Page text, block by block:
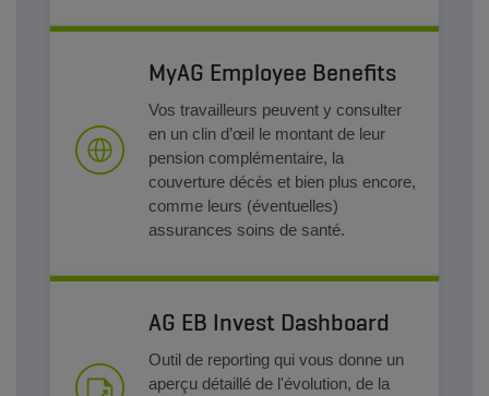
MyAG Employee Benefits
Vos travailleurs peuvent y consulter
en un clin d’œil le montant de leur
pension complémentaire, la
couverture décès et bien plus encore,
comme leurs (éventuelles)
assurances soins de santé.
AG EB Invest Dashboard
Outil de reporting qui vous donne un
aperçu détaillé de l'évolution, de la